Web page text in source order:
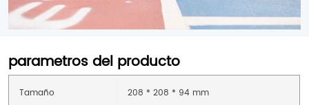
parametros del producto
Tamaño 208 * 208 * 94 mm